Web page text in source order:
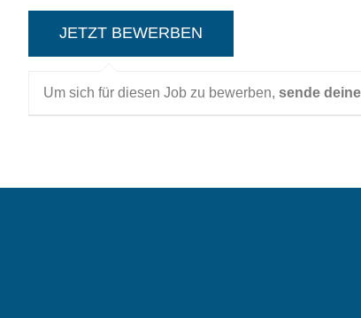
Um sich für diesen Job zu bewerben, sende